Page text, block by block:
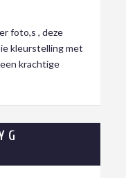
foto,s , deze
kleurstelling met
krachtige
G